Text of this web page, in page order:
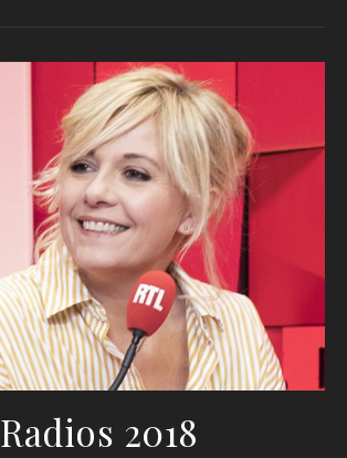
Radios 2018